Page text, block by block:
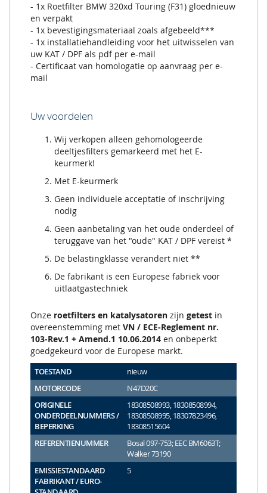
- 1x Roetfilter BMW 320xd Touring (F31) gloednieuw
en verpakt
- 1x bevestigingsmateriaal zoals afgebeeld***
- 1x installatiehandleiding voor het uitwisselen van
uw KAT / DPF als pdf per e-mail
- Certificaat van homologatie op aanvraag per e-
mail
Uw voordelen
Wij verkopen alleen gehomologeerde
deeltjesfilters gemarkeerd met het E-
keurmerk!
Met E-keurmerk
Geen individuele acceptatie of inschrijving
nodig
Geen aanbetaling van het oude onderdeel of
teruggave van het "oude" KAT / DPF vereist *
De belastingklasse verandert niet **
De fabrikant is een Europese fabriek voor
uitlaatgastechniek
Onze roetfilters en katalysatoren zijn getest in
overeenstemming met VN / ECE-Reglement nr.
103-Rev.1 + Amend.1 10.06.2014 en onbeperkt
goedgekeurd voor de Europese markt.
TOESTAND
nieuw
MOTORCODE
N47D20C
ORIGINELE
ONDERDEELNUMMERS /
BEPERKING
18308508993, 18308508994,
18308508995, 18307823496,
18308515604
REFERENTIENUMMER
Bosal 097-753; EEC BM6063T;
Walker 73190
EMISSIESTANDAARD
FABRIKANT / EURO-
5